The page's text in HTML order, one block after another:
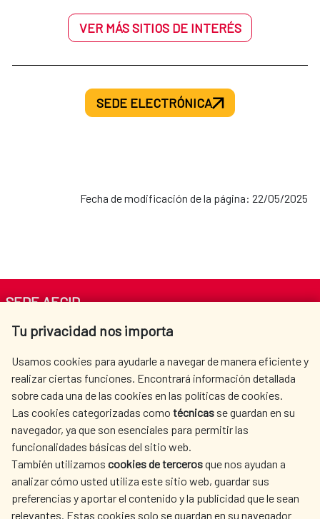
VER MÁS SITIOS DE INTERÉS
SEDE ELECTRÓNICA
Fecha de modificación de la página: 22/05/2025
Tu privacidad nos importa
Usamos cookies para ayudarle a navegar de manera eficiente y
realizar ciertas funciones. Encontrará información detallada
sobre cada una de las cookies en las políticas de cookies.
Las cookies categorizadas como técnicas se guardan en su
navegador, ya que son esenciales para permitir las
funcionalidades básicas del sitio web.
También utilizamos cookies de tercerosque nos ayudan a
analizar cómo usted utiliza este sitio web, guardar sus
preferencias y aportar el contenido y la publicidad que le sean
relevantes. Estas cookies solo se guardan en su navegador
SEDE AECID
Av. Reyes Católicos 4 - 28040 Madrid
centro.informacion@aecid.es
LA AECID
DÓNDE COOPERAMOS
ACCIÓN HUMANITARIA
SALA DE PRENSA
CULTURA Y CIENCIA
BIBLIOTECA